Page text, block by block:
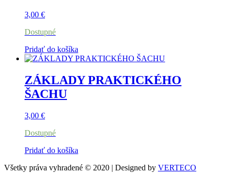
3,00 €
Dostupné
Pridať do košíka
ZÁKLADY PRAKTICKÉHO
ŠACHU
3,00 €
Dostupné
Pridať do košíka
Všetky práva vyhradené © 2020 | Designed by VERTECO